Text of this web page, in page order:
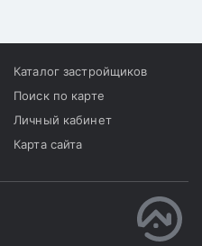
Каталог застройщиков
Поиск по карте
Личный кабинет
Карта сайта